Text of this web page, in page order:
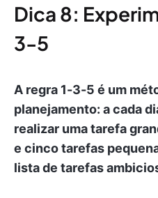
Dica 8:
3-5
A regra 1-3-5 é um
planejamento: a cada
realizar uma tarefa
e cinco tarefas
lista de tarefas